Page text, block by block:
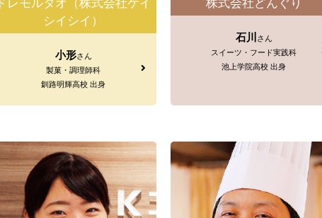
ドレモルタオ（株式会社ケイ
シイシイ）
小形さん
製菓・調理師科
釧路明輝高校 出身
株式会社どんぐり
石川 さん
スイーツ・フード実践科
池上学院高校 出身